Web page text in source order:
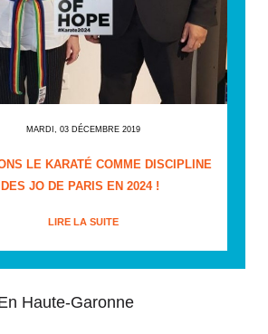
MARDI, 03 DÉCEMBRE 2019
LE KARATÉ COMME DISCIPLINE
DES JO DE PARIS EN 2024 !
LIRE LA SUITE
Haute-Garonne